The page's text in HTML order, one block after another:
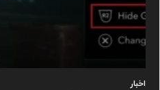
اخبار